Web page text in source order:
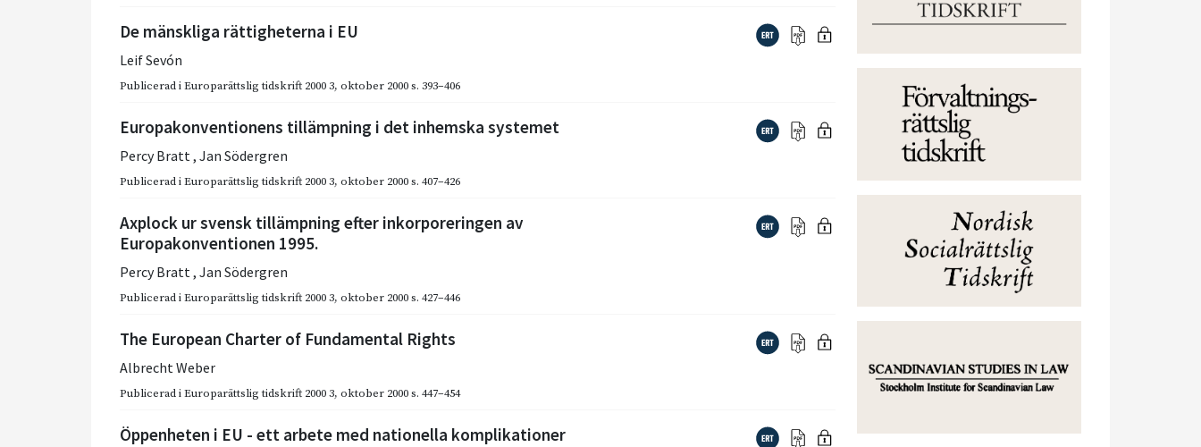
De mänskliga rättigheterna i EU
Leif Sevón
Publicerad iEuroparättslig tidskrift 2000 3, oktober 2000s. 393–406
Europakonventionens tillämpning i det inhemska systemet
Percy Bratt, Jan Södergren
Publicerad iEuroparättslig tidskrift 2000 3, oktober 2000s. 407–426
Axplock ur svensk tillämpning efter inkorporeringen av
Europakonventionen 1995.
Percy Bratt, Jan Södergren
Publicerad iEuroparättslig tidskrift 2000 3, oktober 2000s. 427–446
The European Charter of Fundamental Rights
Albrecht Weber
Publicerad iEuroparättslig tidskrift 2000 3, oktober 2000s. 447–454
Öppenheten i EU - ett arbete med nationella komplikationer